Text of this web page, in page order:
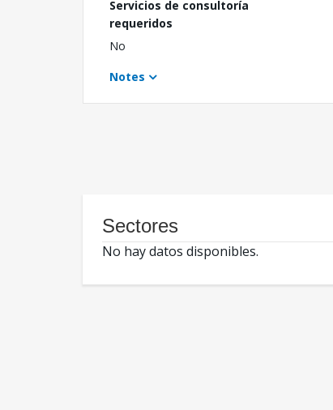
Servicios de consultoría
requeridos
No
Notes
Sectores
No hay datos disponibles.